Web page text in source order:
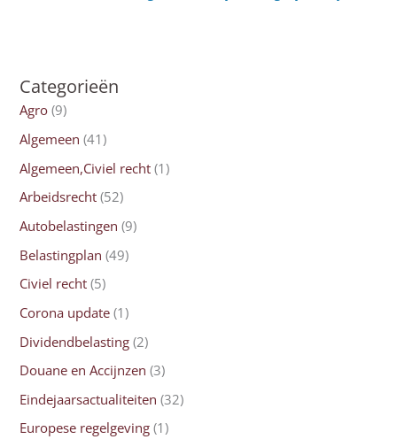
Categorieën
Agro (9)
Algemeen (41)
Algemeen,Civiel recht (1)
Arbeidsrecht (52)
Autobelastingen (9)
Belastingplan (49)
Civiel recht (5)
Corona update (1)
Dividendbelasting (2)
Douane en Accijnzen (3)
Eindejaarsactualiteiten (32)
Europese regelgeving (1)